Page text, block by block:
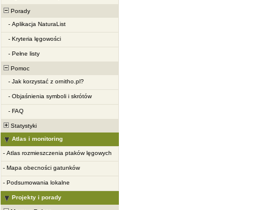
Porady
- Aplikacja NaturaList
- Kryteria lęgowości
- Pełne listy
Pomoc
- Jak korzystać z ornitho.pl?
- Objaśnienia symboli i skrótów
- FAQ
Statystyki
Atlas i monitoring
- Atlas rozmieszczenia ptaków lęgowych
- Mapa obecności gatunków
- Podsumowania lokalne
Projekty i porady